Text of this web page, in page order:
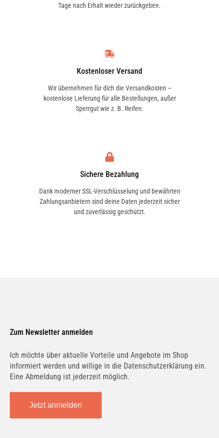
Warum ein OPTIBELT Zahnriemen
bekannt. Das KT 1332 Zahnriemen Set
sorgt dafür, dass der Zahnriemenwechsel
effizient und zuverlässig erfolgt, was die
Lebensdauer deines Motors verlängert
und teure Reparaturen verhindert.
Bitte überprüfe in der Fahrzeugsuche, ob
der Zahnriemensatz für dein Fahrzeug
geeignet ist.
PEUGEOT
1987948202
CONTINENTAL CTAM
CT1065K3
Tage nach Erhalt wieder zurückgeben.
Kostenloser Versand
Wir übernehmen für dich die Versandkosten –
kostenlose Lieferung für alle Bestellungen, außer
Sperrgut wie z. B. Reifen.
Sichere Bezahlung
Dank moderner SSL-Verschlüsselung und bewährten
Zahlungsanbietern sind deine Daten jederzeit sicher
und zuverlässig geschützt.
Zum Newsletter anmelden
Ich möchte über aktuelle Vorteile und Angebote im Shop
informiert werden und willige in die Datenschutzerklärung ein.
Eine Abmeldung ist jederzeit möglich.
Jetzt anmelden